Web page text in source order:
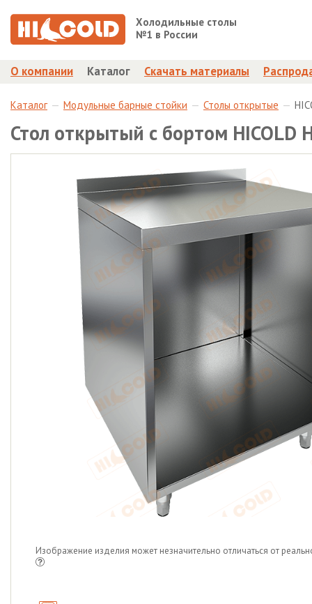
Холодильные столы
№1 в России
О компании Каталог Скачать материалы
Каталог Модульные барные стойки Столы открытые
Стол открытый с бортом
Изображение изделия может незначительно отличаться от